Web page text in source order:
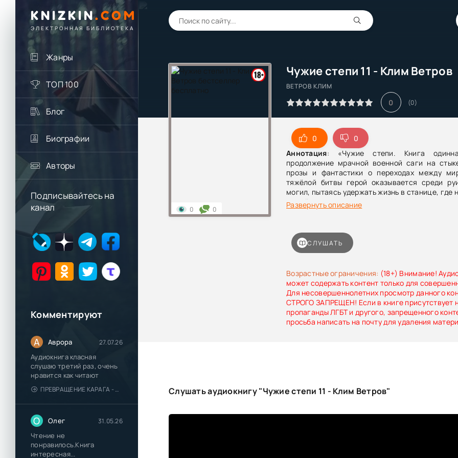
KNIZKIN. COM
ЭЛЕКТРОННАЯ БИБЛИОТЕКА
Жанры
ТОП 100
Блог
Биографии
Авторы
Подписывайтесь на
канал
Комментируют
А Аврора 27.07.26
Аудиокнига класная
слушаю третий раз, очень
нравится как читают
ПРЕВРАЩЕНИЕ КАРАГА - КАТЯ БРАНДИС
О Олег 31.05.26
Чтение не
понравилось.Книга
интересная...
Чужие степи 11 - Клим Ветров
ВЕТРОВ КЛИМ
0 (0)
0
0
Аннотация: «Чужие степи. Книга
продолжение мрачной военной саги на
прозы и фантастики о переходах между
тяжёлой битвы герой оказывается среди
могил, пытаясь удержать жизнь в станице, где
людей, ни лекарств, ни сил.На фоне плена,
угрозы и загадочных явлений, связанных с
реальностей — но каждый такой шаг требует
новые моральные вопросы. Впереди — поиск
борьба за выживание и попытка понять, что
приходится принимать решения, от
будущее.
Развернуть описание
Возрастные ограничения: (18+) Внимание!
может содержать контент только для
Для несовершеннолетних просмотр данного
СТРОГО ЗАПРЕЩЕН! Если в книге присутствует
пропаганды ЛГБТ и другого, запрещенного
просьба написать на почту для удаления
0 0
СЛУШАТЬ
Слушать аудиокнигу "Чужие степи 11 - Клим Ветров"